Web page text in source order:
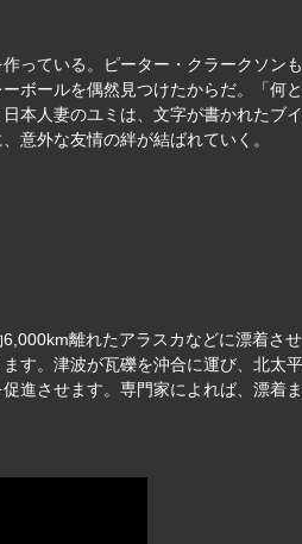
っている。ピーター・クラークソ
ボールを偶然見つけたからだ。「
本人妻のユミは、文字が書かれた
意外な友情の絆が結ばれていく。
離れたアラスカなどに漂着
す。津波が瓦礫を沖合に運び、北
進させます。専門家によれば、漂